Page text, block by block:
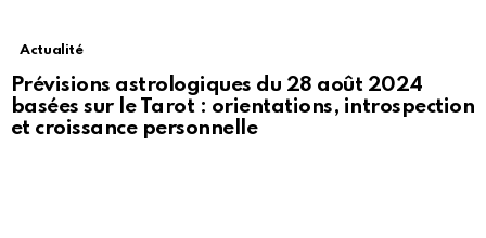
Actualité
Prévisions astrologiques du 28 août 2024
basées sur le Tarot : orientations, introspection
et croissance personnelle